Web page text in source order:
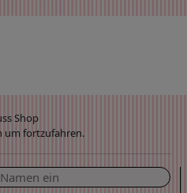
Shop
um fortzufahren.